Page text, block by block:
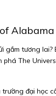
Alabama
gắm tương
The
đại học